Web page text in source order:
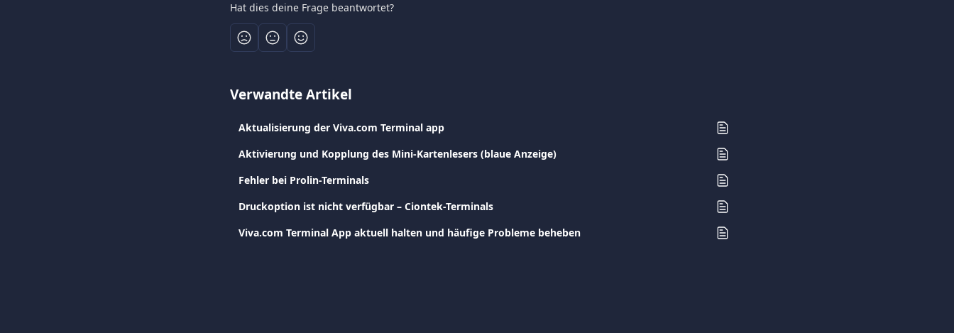
Hat dies deine Frage beantwortet?
Verwandte Artikel
Aktualisierung der Viva.com Terminal app
Aktivierung und Kopplung des Mini-Kartenlesers (blaue Anzeige)
Fehler bei Prolin-Terminals
Druckoption ist nicht verfügbar – Ciontek-Terminals
Viva.com Terminal App aktuell halten und häufige Probleme beheben